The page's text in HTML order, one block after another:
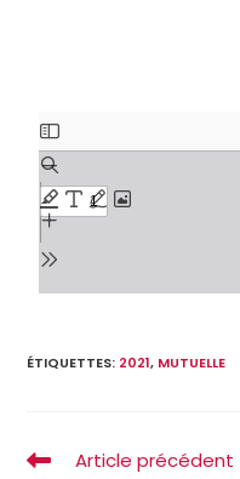
ÉTIQUETTES: 2021, MUTUELLE
Article précédent